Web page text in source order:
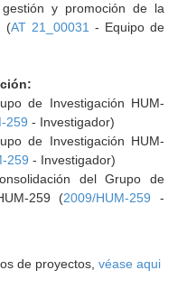
y promoción de la
(AT 21_00031 - Equipo de
de Investigación HUM-
259 - Investigador)
de Investigación HUM-
259 - Investigador)
del Grupo de
259 (2009/HUM-259 -
de proyectos, véase aqui